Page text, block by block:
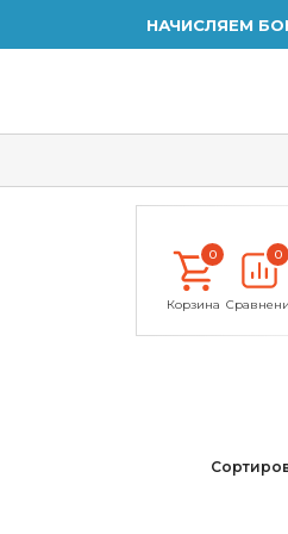
НАЧИСЛЯЕМ
0
Корзина
0